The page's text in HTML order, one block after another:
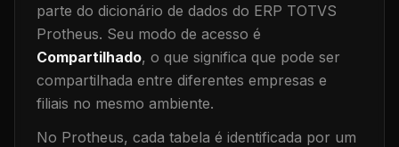
parte do dicionário de dados do ERP TOTVS
Protheus. Seu modo de acesso é
Compartilhado, o que significa que pode ser
compartilhada entre diferentes empresas e
filiais no mesmo ambiente.
No Protheus, cada tabela é identificada por um